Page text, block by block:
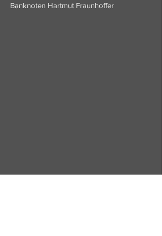
Banknoten Hartmut Fraunhoffer